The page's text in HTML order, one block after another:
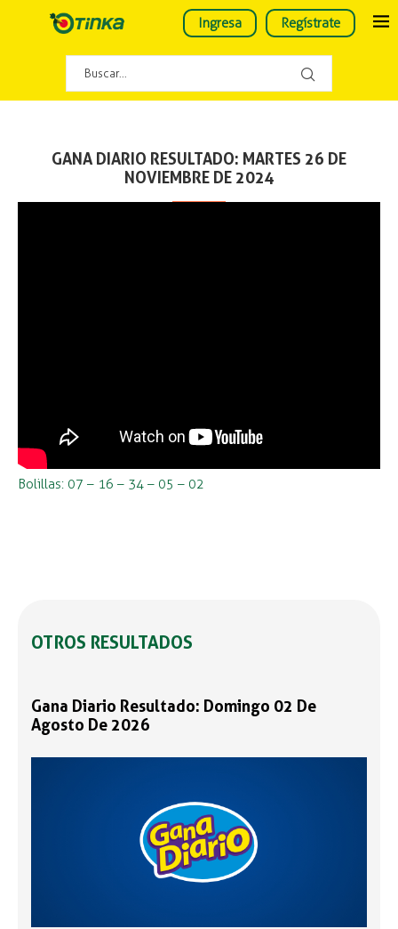
Ingresa Regístrate
GANA DIARIO RESULTADO: MARTES 26 DE
NOVIEMBRE DE 2024
Bolillas: 07 – 16 – 34 – 05 – 02
OTROS RESULTADOS
Gana Diario Resultado: Domingo 02 De
Agosto De 2026